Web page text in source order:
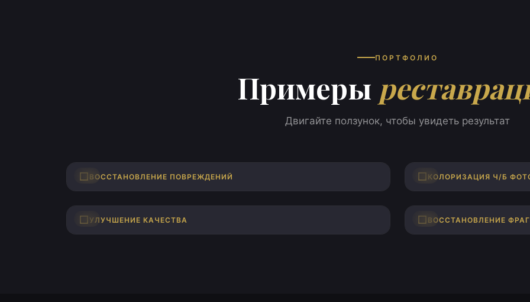
ПОРТФОЛИО
Примеры
Двигайте ползунок, чтобы увидеть результат
ВОССТАНОВЛЕНИЕ ПОВРЕЖДЕНИЙ
ДО КОЛОРИЗАЦИЯ Ч/Б
ДО
УЛУЧШЕНИЕ КАЧЕСТВА
ДО ВОССТАНОВЛЕНИЕ
ДО